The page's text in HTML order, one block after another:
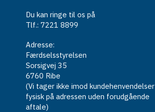
Du kan ringe til os på
Tlf.: 7221 8899
Adresse:
Færdselsstyrelsen
Sorsigvej 35
6760 Ribe
(Vi tager ikke imod kundehenvendelser
fysisk på adressen uden forudgående
aftale)